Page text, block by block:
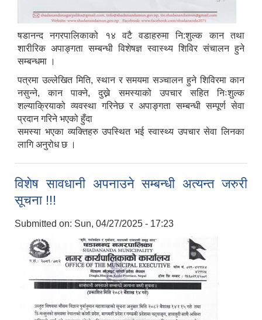
षडानन्द नगरपालिकाको १४ वटै वडाहरुमा नि:शुल्क कान तथा
शारीरिक अपाङ्गता सम्बन्धी विशेषज्ञ स्वास्थ्य शिविर संचालन हुने
सम्बन्धमा ।
पत्रमा उल्लेखित मिति, स्थान र समयमा सञ्चालन हुने शिविरमा कान
नसुन्ने, कान पाक्ने, दुख्ने समस्याको उपचार सहित निःशुल्क
शल्याक्रियाको व्यवस्था गरिनेछ र अपाङ्गता सम्बन्धी सम्पूर्ण सेवा
प्रदान गरिने भएको हुँदा
समस्या भएका व्यक्तिहरु उपस्थित भई स्वास्थ्य उपचार सेवा लिनका
लागि अनुरोध छ ।
विशेष सावधानी अपनाउने सम्बन्धी अत्यन्त जरुरी
सूचना !!!
Submitted on: Sun, 04/27/2025 - 17:23